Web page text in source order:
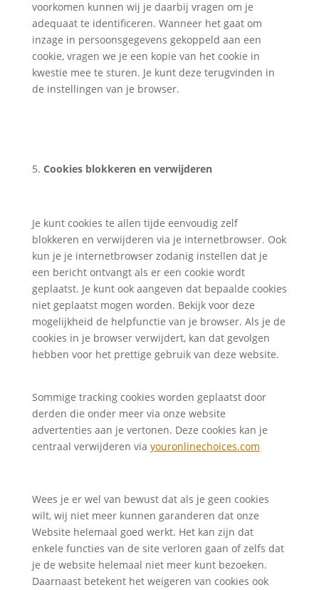
voorkomen kunnen wij je daarbij vragen om je
adequaat te identificeren. Wanneer het gaat om
inzage in persoonsgegevens gekoppeld aan een
cookie, vragen we je een kopie van het cookie in
kwestie mee te sturen. Je kunt deze terugvinden in
de instellingen van je browser.
Cookies blokkeren en verwijderen
Je kunt cookies te allen tijde eenvoudig zelf
blokkeren en verwijderen via je internetbrowser. Ook
kun je je internetbrowser zodanig instellen dat je
een bericht ontvangt als er een cookie wordt
geplaatst. Je kunt ook aangeven dat bepaalde cookies
niet geplaatst mogen worden. Bekijk voor deze
mogelijkheid de helpfunctie van je browser. Als je de
cookies in je browser verwijdert, kan dat gevolgen
hebben voor het prettige gebruik van deze website.
Sommige tracking cookies worden geplaatst door
derden die onder meer via onze website
advertenties aan je vertonen. Deze cookies kan je
centraal verwijderen via youronlinechoices.com
Wees je er wel van bewust dat als je geen cookies
wilt, wij niet meer kunnen garanderen dat onze
Website helemaal goed werkt. Het kan zijn dat
enkele functies van de site verloren gaan of zelfs dat
je de website helemaal niet meer kunt bezoeken.
Daarnaast betekent het weigeren van cookies ook